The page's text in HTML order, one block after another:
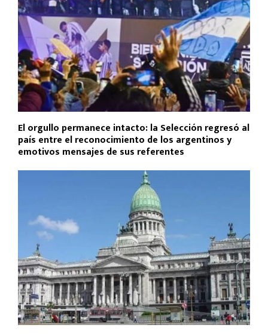
El orgullo permanece intacto: la Selección regresó al
país entre el reconocimiento de los argentinos y
emotivos mensajes de sus referentes